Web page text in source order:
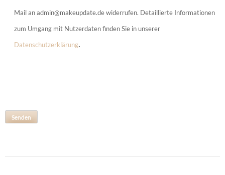
Mail an admin@makeupdate.de widerrufen. Detaillierte Informationen
zum Umgang mit Nutzerdaten finden Sie in unserer
Datenschutzerklärung.